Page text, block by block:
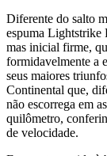
Diferente do salto
espuma Lightstrike
mas inicial firme,
formidavelmente a
seus maiores
Continental que,
não escorrega em
quilômetro,
de velocidade.